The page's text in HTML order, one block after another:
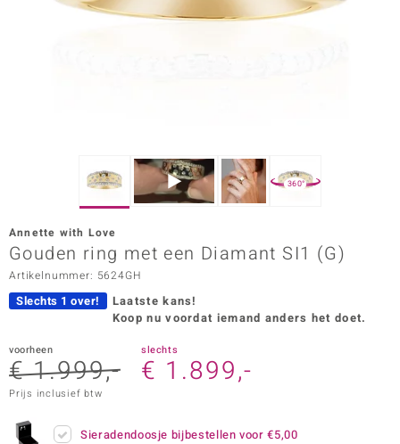
Vogue
in Italy
Paraíso
360°
Annette with Love
Gouden ring met een Diamant SI1 (G)
Artikelnummer: 5624GH
Slechts 1 over!
Laatste kans!
Koop nu voordat iemand anders het doet.
voorheen
€ 1.999,-
slechts
€ 1.899,-
Prijs inclusief btw
Sieradendoosje bijbestellen voor€5,00